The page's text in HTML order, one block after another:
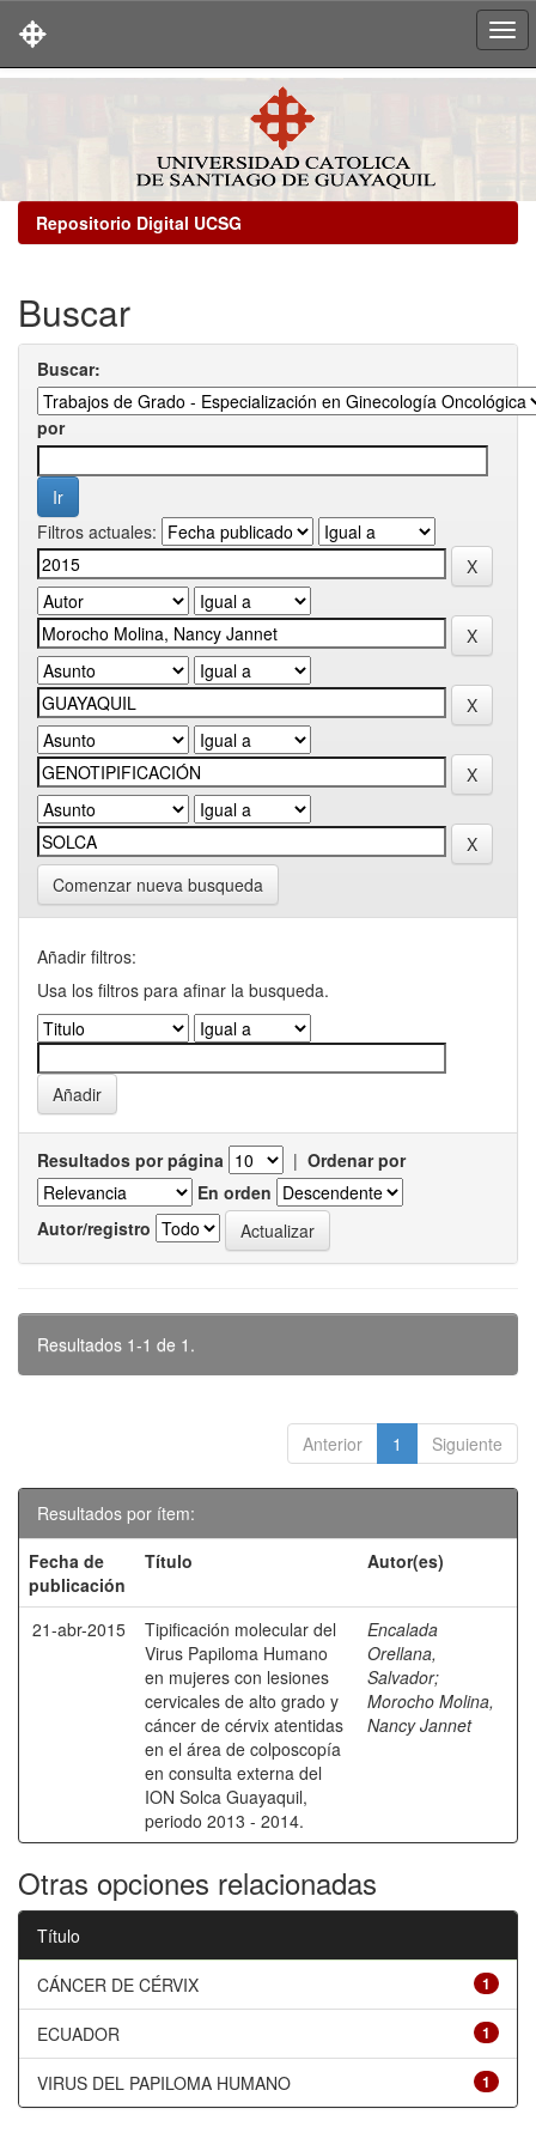
Repositorio Digital UCSG
Buscar
Buscar:
por
Filtros actuales:
Comenzar nueva busqueda
Añadir filtros:
Usa los filtros para afinar la busqueda.
Resultados por página | Ordenar por
En orden
Autor/registro
Resultados 1-1 de 1.
Anterior 1 Siguiente
Resultados por ítem:
Fecha de
publicación
Título Autor(es)
21-abr-2015
Tipificación molecular del
Virus Papiloma Humano
en mujeres con lesiones
cervicales de alto grado y
cáncer de cérvix atentidas
en el área de colposcopía
en consulta externa del
ION Solca Guayaquil,
periodo 2013 - 2014.
Encalada
Orellana,
Salvador;
Morocho Molina,
Nancy Jannet
Otras opciones relacionadas
Título
1
CÁNCER DE CÉRVIX
1
ECUADOR
1
VIRUS DEL PAPILOMA HUMANO